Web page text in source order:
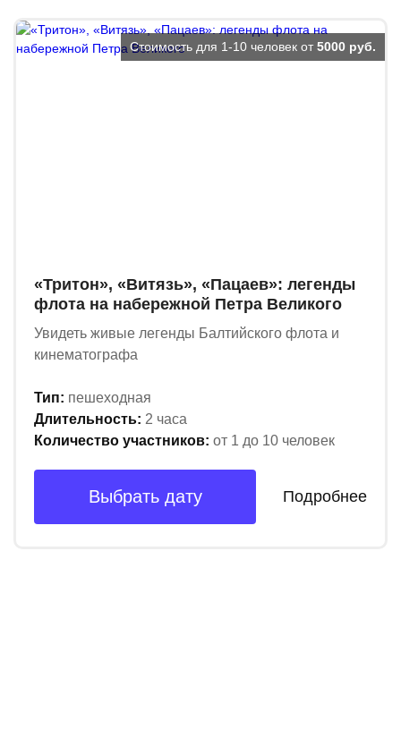
«Тритон», «Витязь», «Пацаев»: легенды
флота на набережной Петра Великого
Увидеть живые легенды Балтийского флота и
кинематографа
Тип: пешеходная
Длительность: 2 часа
Количество участников: от 1 до 10 человек
Стоимость для 1-10 человек от 5000 руб.
Выбрать дату Подробнее